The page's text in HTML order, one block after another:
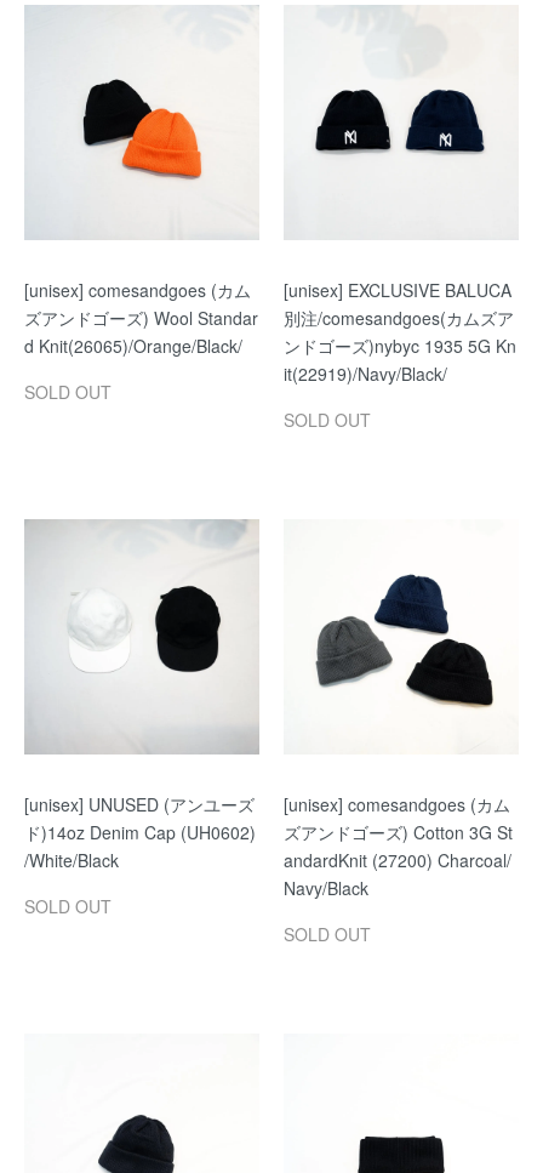
[unisex] comesandgoes (カム
ズアンドゴーズ) Wool Standar
d Knit(26065)/Orange/Black/
SOLD OUT
[unisex] EXCLUSIVE BALUCA
別注/comesandgoes(カムズア
ンドゴーズ)nybyc 1935 5G Kn
it(22919)/Navy/Black/
SOLD OUT
[unisex] UNUSED (アンユーズ
ド)14oz Denim Cap (UH0602)
/White/Black
SOLD OUT
[unisex] comesandgoes (カム
ズアンドゴーズ) Cotton 3G St
andardKnit (27200) Charcoal/
Navy/Black
SOLD OUT